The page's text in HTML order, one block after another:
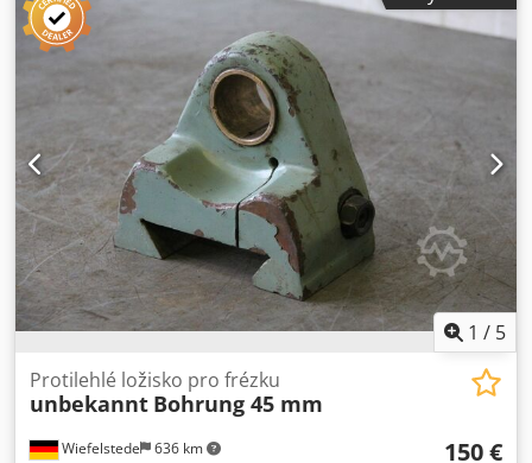
soustružnického nože -Upínací rozměry: viz fotografie
Dcodpfszhuwwox Al Tjk -Upínání obráběcího nástroje: pro
dělicí/drážkovací nůž -Rozměry: 140/60/V125 mm -
Hmotnost: 1,9 kg
1 / 5
Wiefelstede 636 km
Protilehlé ložisko pro frézku
unbekannt Bohrung 45 mm
150 €